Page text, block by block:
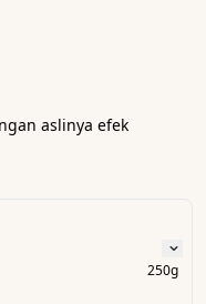
aslinya efek
250g